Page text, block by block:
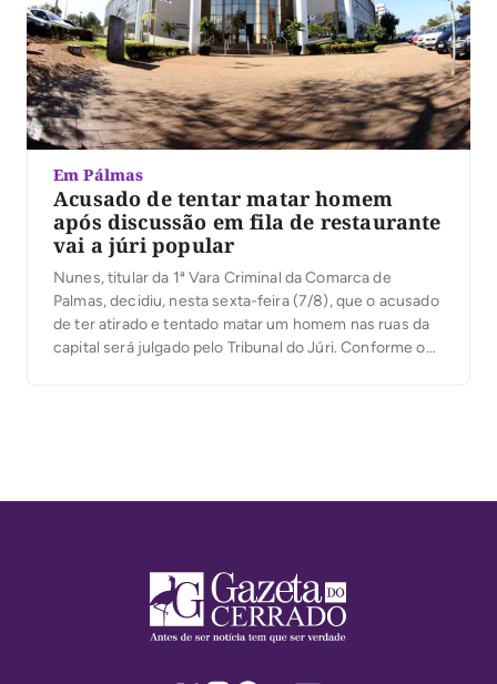
Em Pálmas
Acusado de tentar matar homem
após discussão em fila de restaurante
vai a júri popular
Nunes, titular da 1ª Vara Criminal da Comarca de
Palmas, decidiu, nesta sexta-feira (7/8), que o acusado
de ter atirado e tentado matar um homem nas ruas da
capital será julgado pelo Tribunal do Júri. Conforme o